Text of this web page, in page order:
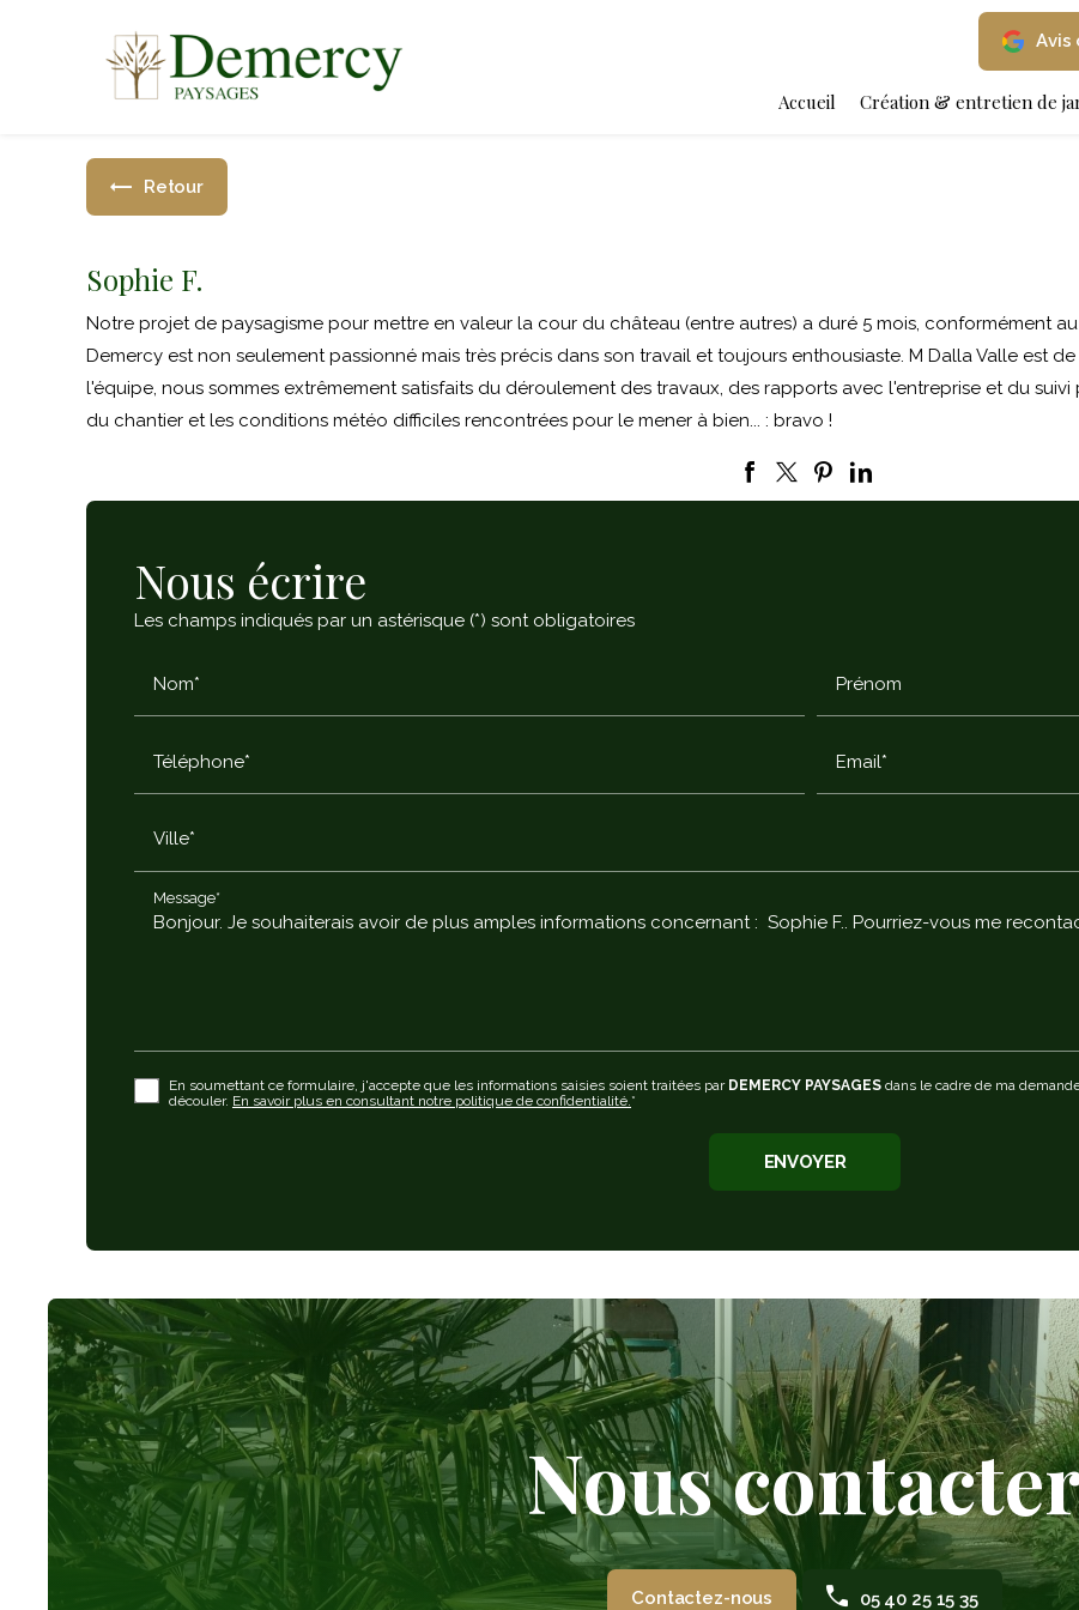
Avis
Accueil Création & entretien de
Retour
Sophie F.
Notre projet de paysagisme pour mettre en valeur la cour du château (entre autres) a duré 5 mois, conformément
Demercy est non seulement passionné mais très précis dans son travail et toujours enthousiaste. M Dalla Valle est
l'équipe, nous sommes extrêmement satisfaits du déroulement des travaux, des rapports avec l'entreprise et du
du chantier et les conditions météo difficiles rencontrées pour le mener à bien... : bravo !
Nous écrire
Les champs indiqués par un astérisque (*) sont obligatoires
Nom* Prénom
Téléphone* Email*
Ville*
Message*
En soumettant ce formulaire, j'accepte que les informations saisies soient traitées par DEMERCY PAYSAGES dans le cadre de ma
découler. En savoir plus en consultant notre politique de confidentialité. *
Nous
Contactez-nous 05 40 25 15 35